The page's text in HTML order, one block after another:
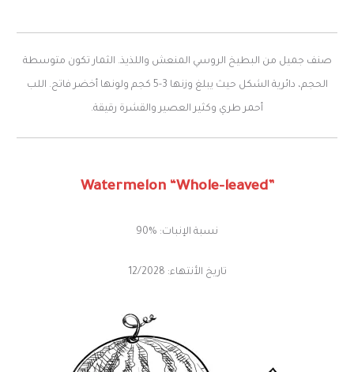
صنف جميل من البطيخ الروسي المنعش واللذيذ. الثمار تكون متوسطة
الحجم، دائرية الشكل حيث يبلغ وزنها 3-5 كجم ولونها أخضر فاتح. اللب
أحمر طري وكثير العصير والقشرة رقيقة.
Watermelon “Whole-leaved”
نسبة الإنبات: %90
تاريخ الأنتهاء: 12/2028